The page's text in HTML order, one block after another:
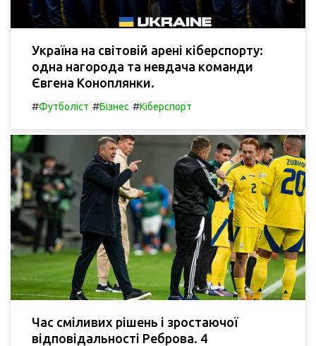
Україна на світовій арені кіберспорту:
одна нагорода та невдача команди
Євгена Коноплянки.
#Футболіст #Бізнес #Кіберспорт
Час сміливих рішень і зростаючої
відповідальності Реброва. 4